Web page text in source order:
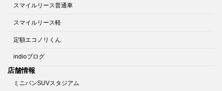
スマイルリース普通車
スマイルリース軽
定額エコノリくん
indioブログ
店舗情報
ミニバンSUVスタジアム